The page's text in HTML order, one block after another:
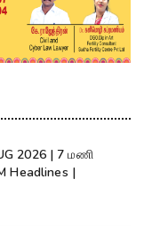
2026 | 7 மணி
Headlines |